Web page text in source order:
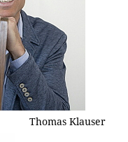
Thomas Klauser